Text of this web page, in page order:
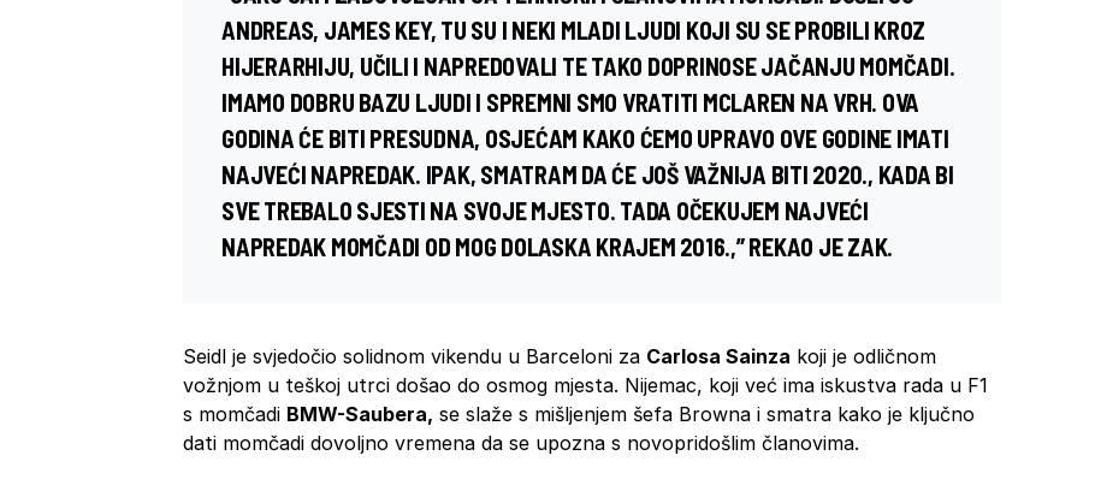
ANDREAS, JAMES KEY, TU SU I NEKI MLADI LJUDI KOJI SU SE PROBILI KROZ
HIJERARHIJU, UČILI I NAPREDOVALI TE TAKO DOPRINOSE JAČANJU MOMČADI.
IMAMO DOBRU BAZU LJUDI I SPREMNI SMO VRATITI MCLAREN NA VRH. OVA
GODINA ĆE BITI PRESUDNA, OSJEĆAM KAKO ĆEMO UPRAVO OVE GODINE IMATI
NAJVEĆI NAPREDAK. IPAK, SMATRAM DA ĆE JOŠ VAŽNIJA BITI 2020., KADA BI
SVE TREBALO SJESTI NA SVOJE MJESTO. TADA OČEKUJEM NAJVEĆI
NAPREDAK MOMČADI OD MOG DOLASKA KRAJEM 2016.,” REKAO JE ZAK.
Seidl je svjedočio solidnom vikendu u Barceloni za Carlosa Sainza koji je odličnom
vožnjom u teškoj utrci došao do osmog mjesta. Nijemac, koji već ima iskustva rada u F1
s momčadi BMW-Saubera, se slaže s mišljenjem šefa Browna i smatra kako je ključno
dati momčadi dovoljno vremena da se upozna s novopridošlim članovima.